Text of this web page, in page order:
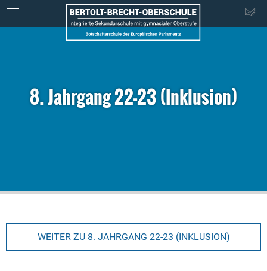
8. Jahrgang 22-23 (Inklusion)
WEITER ZU 8. JAHRGANG 22-23 (INKLUSION)